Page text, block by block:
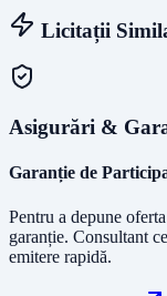
Licitații
Asigurări &
Garanție de
Pentru a depune
garanție. Consultant
emitere rapidă.